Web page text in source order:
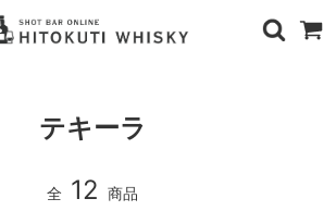
テキーラ
全 12 商品